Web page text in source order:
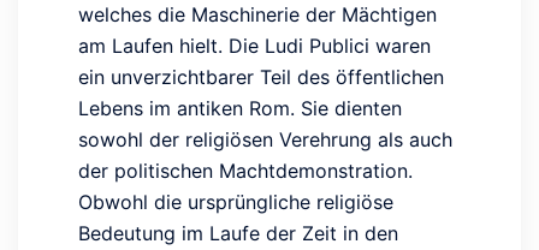
welches die Maschinerie der Mächtigen
am Laufen hielt. Die Ludi Publici waren
ein unverzichtbarer Teil des öffentlichen
Lebens im antiken Rom. Sie dienten
sowohl der religiösen Verehrung als auch
der politischen Machtdemonstration.
Obwohl die ursprüngliche religiöse
Bedeutung im Laufe der Zeit in den